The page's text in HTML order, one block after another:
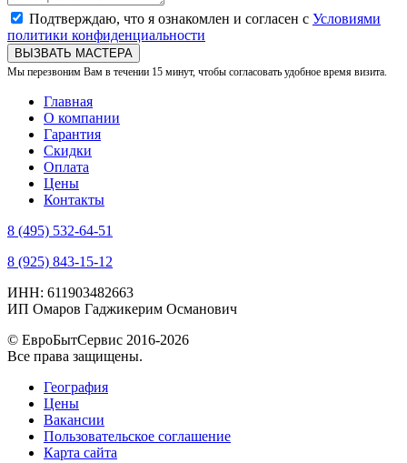
Подтверждаю, что я ознакомлен и согласен с Условиями
политики конфиденциальности
ВЫЗВАТЬ МАСТЕРА
Мы перезвоним Вам в течении 15 минут, чтобы согласовать удобное время визита.
Главная
О компании
Гарантия
Скидки
Оплата
Цены
Контакты
8 (495) 532-64-51
8 (925) 843-15-12
ИНН: 611903482663
ИП Омаров Гаджикерим Османович
© ЕвроБытСервис 2016-2026
Все права защищены.
География
Цены
Вакансии
Пользовательское соглашение
Карта сайта